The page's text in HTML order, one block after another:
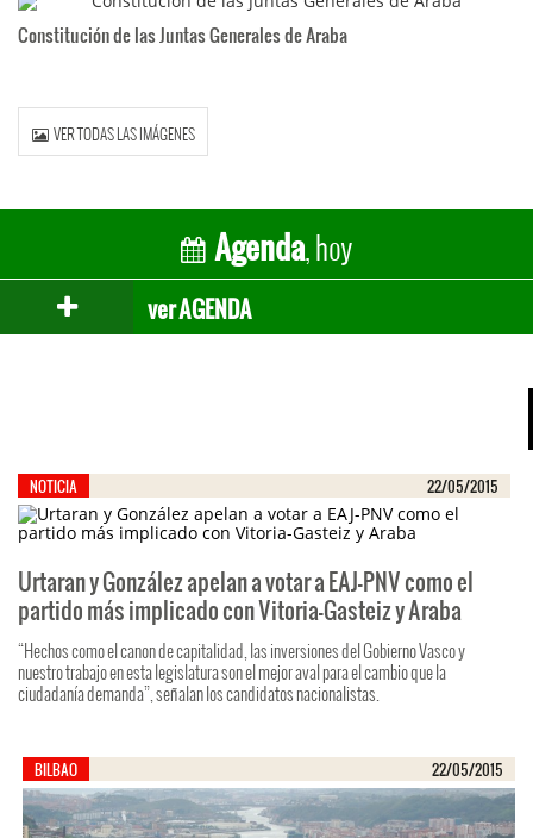
Constitución de las Juntas Generales de Araba
VER TODAS LAS IMÁGENES
Agenda, hoy
ver AGENDA
NOTICIA 22/05/2015
Urtaran y González apelan a votar a EAJ-PNV como el
partido más implicado con Vitoria-Gasteiz y Araba
“Hechos como el canon de capitalidad, las inversiones del Gobierno Vasco y
nuestro trabajo en esta legislatura son el mejor aval para el cambio que la
ciudadanía demanda”, señalan los candidatos nacionalistas.
BILBAO 22/05/2015